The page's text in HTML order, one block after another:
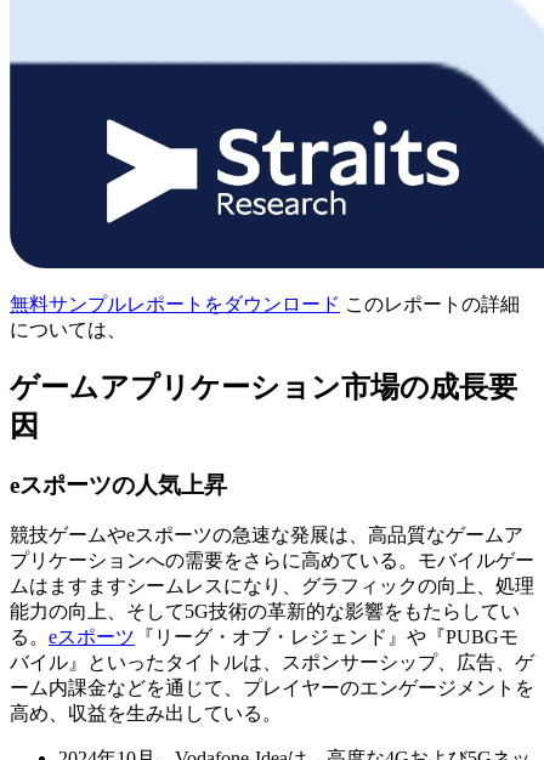
無料サンプルレポートをダウンロード このレポートの詳細
については、
ゲームアプリケーション市場の成長要
因
eスポーツの人気上昇
競技ゲームやeスポーツの急速な発展は、高品質なゲームア
プリケーションへの需要をさらに高めている。モバイルゲー
ムはますますシームレスになり、グラフィックの向上、処理
能力の向上、そして5G技術の革新的な影響をもたらしてい
る。 eスポーツ 『リーグ・オブ・レジェンド』や『PUBGモ
バイル』といったタイトルは、スポンサーシップ、広告、ゲ
ーム内課金などを通じて、プレイヤーのエンゲージメントを
高め、収益を生み出している。